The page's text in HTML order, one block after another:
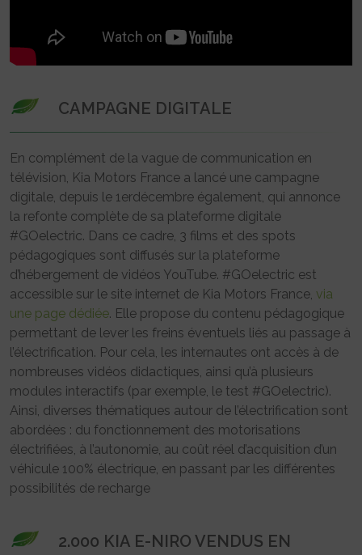
CAMPAGNE DIGITALE
En complément de la vague de communication en
télévision, Kia Motors France a lancé une campagne
digitale, depuis le 1erdécembre également, qui annonce
la refonte complète de sa plateforme digitale
#GOelectric. Dans ce cadre, 3 films et des spots
pédagogiques sont diffusés sur la plateforme
d’hébergement de vidéos YouTube. #GOelectric est
accessible sur le site internet de Kia Motors France, via
une page dédiée. Elle propose du contenu pédagogique
permettant de lever les freins éventuels liés au passage à
l’électrification. Pour cela, les internautes ont accès à de
nombreuses vidéos didactiques, ainsi qu’à plusieurs
modules interactifs (par exemple, le test #GOelectric).
Ainsi, diverses thématiques autour de l’électrification sont
abordées : du fonctionnement des motorisations
électrifiées, à l’autonomie, au coût réel d’acquisition d’un
véhicule 100% électrique, en passant par les différentes
possibilités de recharge
2.000 KIA E-NIRO VENDUS EN